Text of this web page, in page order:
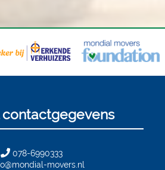
contactgegevens
078-6990333
movers.nl